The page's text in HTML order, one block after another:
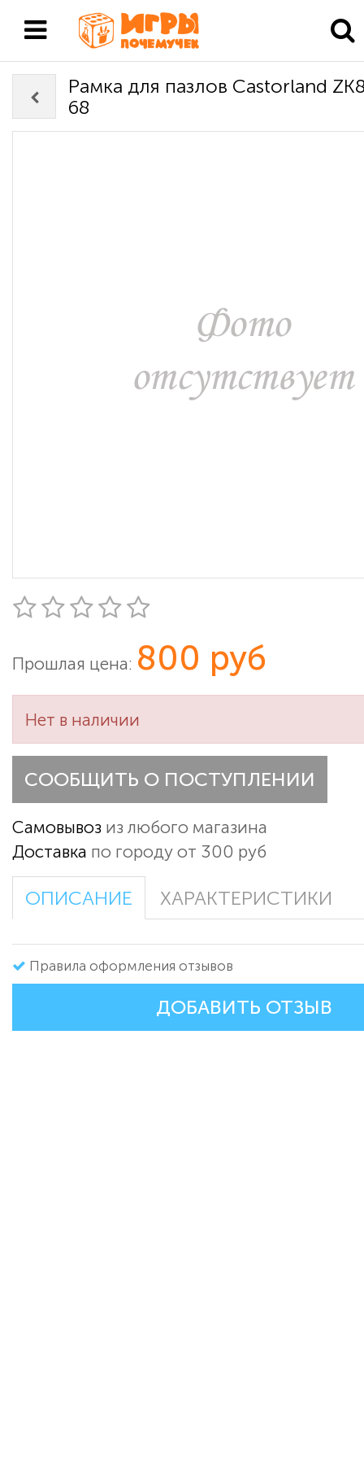
Рамка для пазлов Castorland
68
Прошлая цена: 800 руб
Нет в наличии
СООБЩИТЬ О ПОСТУПЛЕНИИ
Самовывоз из любого магазина
Доставка по городу от 300 руб
ОПИСАНИЕ ХАРАКТЕРИСТИКИ
Правила оформления отзывов
ДОБАВИТЬ ОТЗЫВ